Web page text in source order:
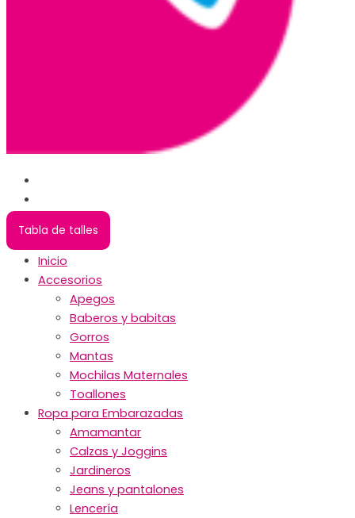
Tabla de talles
Inicio
Accesorios
Apegos
Baberos y babitas
Gorros
Mantas
Mochilas Maternales
Toallones
Ropa para Embarazadas
Amamantar
Calzas y Joggins
Jardineros
Jeans y pantalones
Lencería